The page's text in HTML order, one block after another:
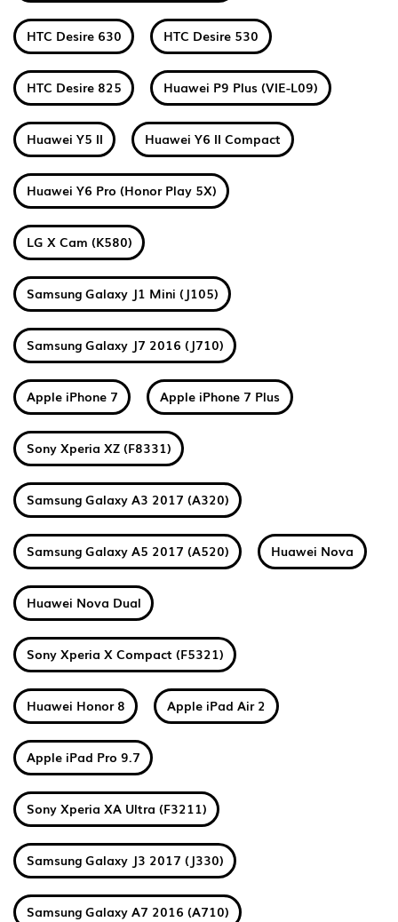
HTC Desire 630 HTC Desire 530
HTC Desire 825 Huawei P9 Plus (VIE-L09)
Huawei Y5 II Huawei Y6 II Compact
Huawei Y6 Pro (Honor Play 5X)
LG X Cam (K580)
Samsung Galaxy J1 Mini (J105)
Samsung Galaxy J7 2016 (J710)
Apple iPhone 7 Apple iPhone 7 Plus
Sony Xperia XZ (F8331)
Samsung Galaxy A3 2017 (A320)
Samsung Galaxy A5 2017 (A520) Huawei Nova
Huawei Nova Dual
Sony Xperia X Compact (F5321)
Huawei Honor 8 Apple iPad Air 2
Apple iPad Pro 9.7
Sony Xperia XA Ultra (F3211)
Samsung Galaxy J3 2017 (J330)
Samsung Galaxy A7 2016 (A710)